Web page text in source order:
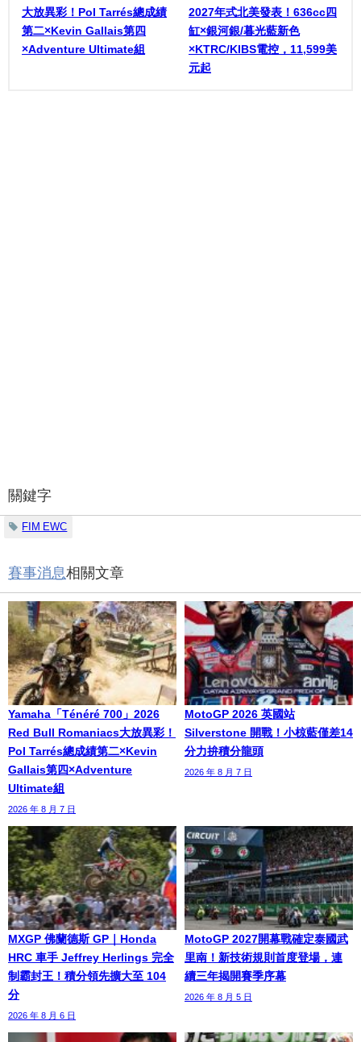
大放異彩！Pol Tarrés總成績
第二×Kevin Gallais第四
×Adventure Ultimate組
2027年式北美發表！636cc四
缸×銀河銀/暮光藍新色
×KTRC/KIBS電控，11,599美
元起
關鍵字
FIM EWC
賽事消息相關文章
Yamaha「Ténéré 700」2026
Red Bull Romaniacs大放異彩！
Pol Tarrés總成績第二×Kevin
Gallais第四×Adventure
Ultimate組
2026 年 8 月 7 日
MotoGP 2026 英國站
Silverstone 開戰！小椋藍僅差14
分力拚積分龍頭
2026 年 8 月 7 日
MXGP 佛蘭德斯 GP｜Honda
HRC 車手 Jeffrey Herlings 完全
制霸封王！積分領先擴大至 104
分
2026 年 8 月 6 日
MotoGP 2027開幕戰確定泰國武
里南！新技術規則首度登場，連
續三年揭開賽季序幕
2026 年 8 月 5 日